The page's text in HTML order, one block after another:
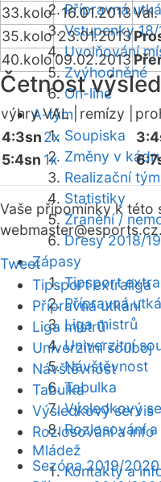
Přípravná
Vstupenky 18/
Uvolňování
Zvýhodněné
On-line
A-tým
Soupiska
Změny v
Realizační tým
Statistiky
Zranění /
Dresy 2018/19
Zápasy
Tipsport
Přípravná
Liga mistrů
Univerzitní
Návštěvnost
Tabulka
Výsledkový
Rozlosování
Mládež
Kontakty a
33.kolo 16.01.2013
35.kolo 23.01.2013
40.kolo09.02.2013
Četnost
výhry VAL | remízy |
4:3sn2x
5:4sn 1x
Vaše připomínky k této
webmaster@esports.cz.
Tweet
Tipsport extraliga
Přípravná utkání
Liga mistrů
Univerzitní souboj
Návštěvnost
Tabulka
Výsledkový servis
Rozlosování a info
Sezóna 2019/2020